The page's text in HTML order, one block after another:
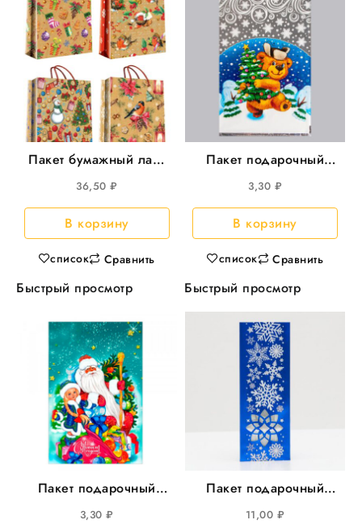
Пакет бумажный лам.
с верев.ручками
18*23*10 Новый год
в ассортим. 10шт/уп
20уп/кор
36,50₽
В корзину
список Сравнить
Быстрый просмотр
Пакет подарочный
2540 Лесник 100штуп
20упкор
3,30 ₽
В корзину
список Сравнить
Быстрый просмотр
Пакет подарочный
2540 Мешок
3,30₽
Пакет подарочный
5070 Новый год
11,00 ₽